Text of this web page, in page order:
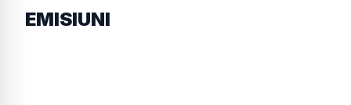
EMISIUNI